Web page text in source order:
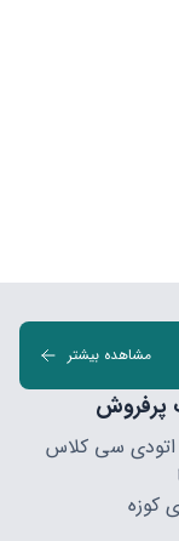
مشاهده بیشتر
پرفروش
اتودی سی کلاس
کوزه